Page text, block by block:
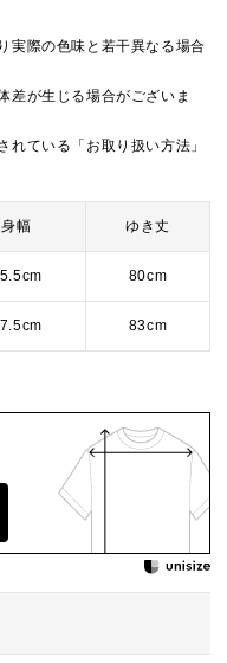
実際の色味と若干異なる場合
差が生じる場合がございま
ている「お取り扱い方法」
身幅 ゆき丈
80cm
83cm